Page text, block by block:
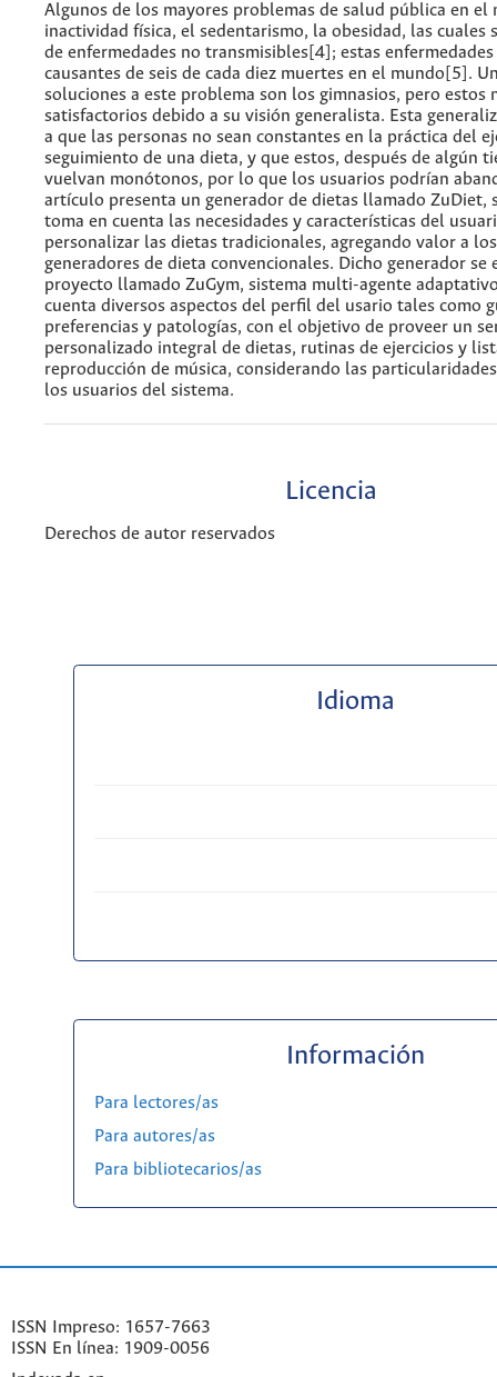
Algunos de los mayores problemas de salud pública en el
inactividad física, el sedentarismo, la obesidad, las cuales
de enfermedades no transmisibles[4]; estas
causantes de seis de cada diez muertes en el mundo[5].
soluciones a este problema son los gimnasios, pero estos
satisfactorios debido a su visión generalista. Esta
a que las personas no sean constantes en la práctica del
seguimiento de una dieta, y que estos, después de algún
vuelvan monótonos, por lo que los usuarios podrían
artículo presenta un generador de dietas llamado ZuDiet,
toma en cuenta las necesidades y características del
personalizar las dietas tradicionales, agregando valor a
generadores de dieta convencionales. Dicho generador se
proyecto llamado ZuGym, sistema multi-agente
cuenta diversos aspectos del perfil del usario tales como
preferencias y patologías, con el objetivo de proveer un
personalizado integral de dietas, rutinas de ejercicios y
reproducción de música, considerando las
los usuarios del sistema.
Licencia
Derechos de autor reservados
Idioma
Información
Para lectores/as
Para autores/as
Para bibliotecarios/as
ISSN Impreso: 1657-7663
ISSN En línea: 1909-0056